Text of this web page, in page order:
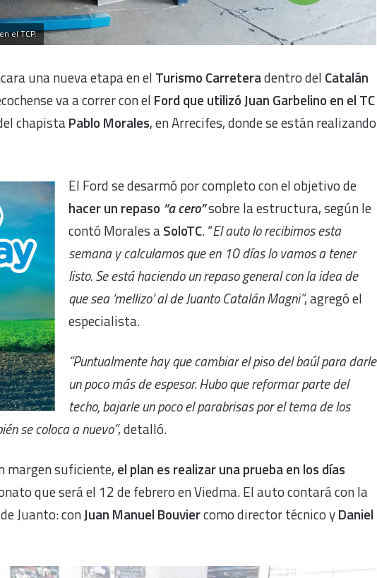
el TCP.
una nueva etapa en el Turismo Carreteradentro del Catalán
va a correr con el Ford que utilizó Juan Garbelino en el TC
chapistaPablo Morales, en Arrecifes, donde se están realizando
El Ford se desarmó por completo con el objetivo de
hacer un repaso “a cero”sobre la estructura, según le
contó Morales aSoloTC. “El auto lo recibimos esta
semana y calculamos que en 10 días lo vamos a tener
listo. Se está haciendo un repaso general con la idea de
que sea ‘mellizo’ al de Juanto Catalán Magni”, agregó el
especialista.
“Puntualmente hay que cambiar el piso del baúl para darle
un poco más de espesor. Hubo que reformar parte del
techo, bajarle un poco el parabrisas por el tema de los
se coloca a nuevo”, detalló.
margen suficiente, el plan es realizar una prueba en los días
que será el 12 de febrero en Viedma. El auto contará con la
Juanto: conJuan Manuel Bouviercomo director técnico yDaniel